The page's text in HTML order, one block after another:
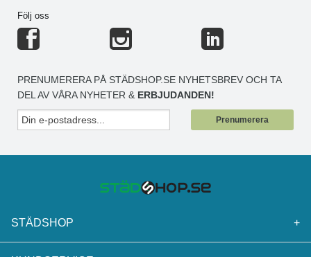
Följ oss
PRENUMERERA PÅ STÄDSHOP.SE NYHETSBREV OCH TA
DEL AV VÅRA NYHETER & ERBJUDANDEN!
Prenumerera
STÄDSHOP +